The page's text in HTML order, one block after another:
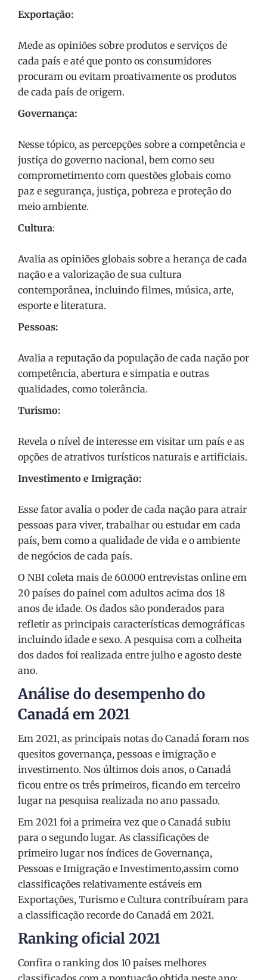
Exportação:
Mede as opiniões sobre produtos e serviços de
cada país e até que ponto os consumidores
procuram ou evitam proativamente os produtos
de cada país de origem.
Governança:
Nesse tópico, as percepções sobre a competência e
justiça do governo nacional, bem como seu
comprometimento com questões globais como
paz e segurança, justiça, pobreza e proteção do
meio ambiente.
Cultura:
Avalia as opiniões globais sobre a herança de cada
nação e a valorização de sua cultura
contemporânea, incluindo filmes, música, arte,
esporte e literatura.
Pessoas:
Avalia a reputação da população de cada nação por
competência, abertura e simpatia e outras
qualidades, como tolerância.
Turismo:
Revela o nível de interesse em visitar um país e as
opções de atrativos turísticos naturais e artificiais.
Investimento e Imigração:
Esse fator avalia o poder de cada nação para atrair
pessoas para viver, trabalhar ou estudar em cada
país, bem como a qualidade de vida e o ambiente
de negócios de cada país.
O NBI coleta mais de 60.000 entrevistas online em
20 países do painel com adultos acima dos 18
anos de idade. Os dados são ponderados para
refletir as principais características demográficas
incluindo idade e sexo. A pesquisa com a colheita
dos dados foi realizada entre julho e agosto deste
ano.
Análise do desempenho do
Canadá em 2021
Em 2021, as principais notas do Canadá foram nos
quesitos governança, pessoas e imigração e
investimento. Nos últimos dois anos, o Canadá
ficou entre os três primeiros, ficando em terceiro
lugar na pesquisa realizada no ano passado.
Em 2021 foi a primeira vez que o Canadá subiu
para o segundo lugar. As classificações de
primeiro lugar nos índices de Governança,
Pessoas e Imigração e Investimento,assim como
classificações relativamente estáveis ​​em
Exportações, Turismo e Cultura contribuíram para
a classificação recorde do Canadá em 2021.
Ranking oficial 2021
Confira o ranking dos 10 países melhores